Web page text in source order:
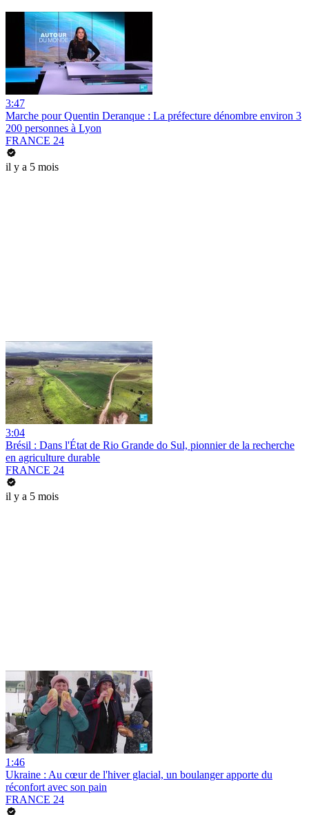
3:47
Marche pour Quentin Deranque : La préfecture dénombre environ 3
200 personnes à Lyon
FRANCE 24
il y a 5 mois
3:04
Brésil : Dans l'État de Rio Grande do Sul, pionnier de la recherche
en agriculture durable
FRANCE 24
il y a 5 mois
1:46
Ukraine : Au cœur de l'hiver glacial, un boulanger apporte du
réconfort avec son pain
FRANCE 24